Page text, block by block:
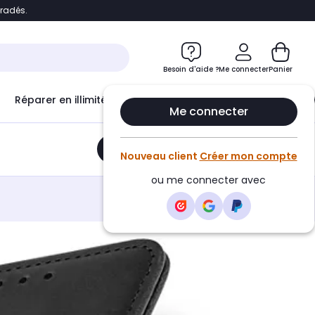
Accéder directement au chatbot
Besoin d'aide ?Me connecter
Me connecter
Nouveau client Créer mon compte
ou me connecter avec
Panier
Réparer en illimité avec Le Club Infinity
Ajouter au panier